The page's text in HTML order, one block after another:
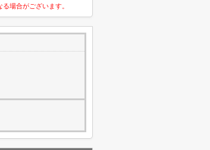
場合がございます。